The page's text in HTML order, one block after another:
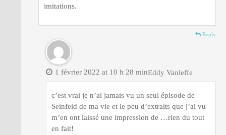
imitations.
Reply
Eddy Vanleffe
1 février 2022 at 10 h 28 min
c’est vrai je n’ai jamais vu un seul épisode de
Seinfeld de ma vie et le peu d’extraits que j’ai vu
m’en ont laissé une impression de …rien du tout
en fait!